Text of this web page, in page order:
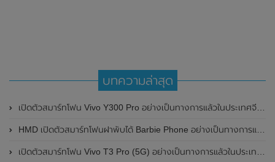
บทความล่าสุด
เปิดตัวสมาร์ทโฟน Vivo Y300 Pro อย่างเป็นทางการแล้วในประเทศจีน มาพร้อมดีไซน์พรีเมี่ยม ทนทาน และแบตเตอรี่สุดอึดขนาดใหญ่ 6,500mAh พร้อมรองรับการชาร์จไว 80W
HMD เปิดตัวสมาร์ทโฟนฝาพับได้ Barbie Phone อย่างเป็นทางการแล้ว มาพร้อมธีมสีชมพูสดใส
เปิดตัวสมาร์ทโฟน Vivo T3 Pro (5G) อย่างเป็นทางการแล้วในประเทศอินเดีย